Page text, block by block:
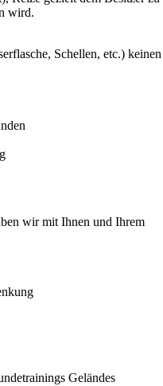
wird.
Schellen, etc.) keinen
wir mit Ihnen und Ihrem
Geländes